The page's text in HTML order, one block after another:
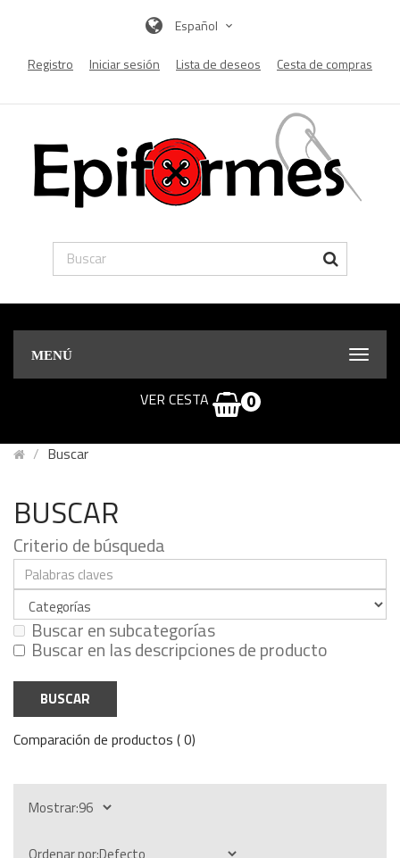
Español
Registro Iniciar sesión Lista de deseos Cesta de compras
MENÚ
VER CESTA 0
Buscar
BUSCAR
Criterio de búsqueda
Buscar en subcategorías
Buscar en las descripciones de producto
Comparación de productos ( 0)